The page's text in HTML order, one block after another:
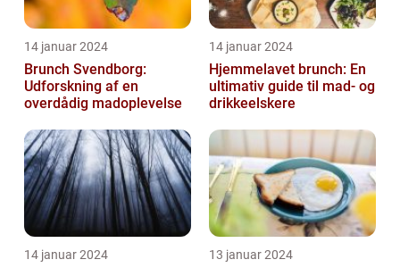
14 januar 2024
Brunch Svendborg:
Udforskning af en
overdådig madoplevelse
14 januar 2024
Hjemmelavet brunch: En
ultimativ guide til mad- og
drikkeelskere
14 januar 2024 13 januar 2024